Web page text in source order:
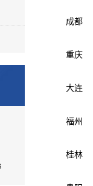
成都
重庆
大连
福州
桂林